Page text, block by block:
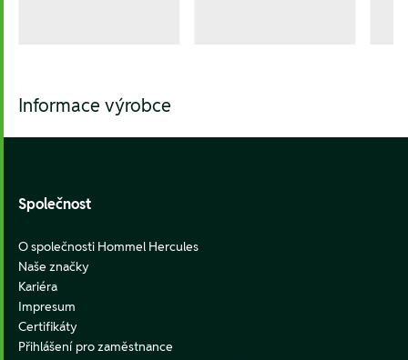
Informace výrobce
Společnost
O společnosti Hommel Hercules
Naše značky
Kariéra
Impresum
Certifikáty
Přihlášení pro zaměstnance